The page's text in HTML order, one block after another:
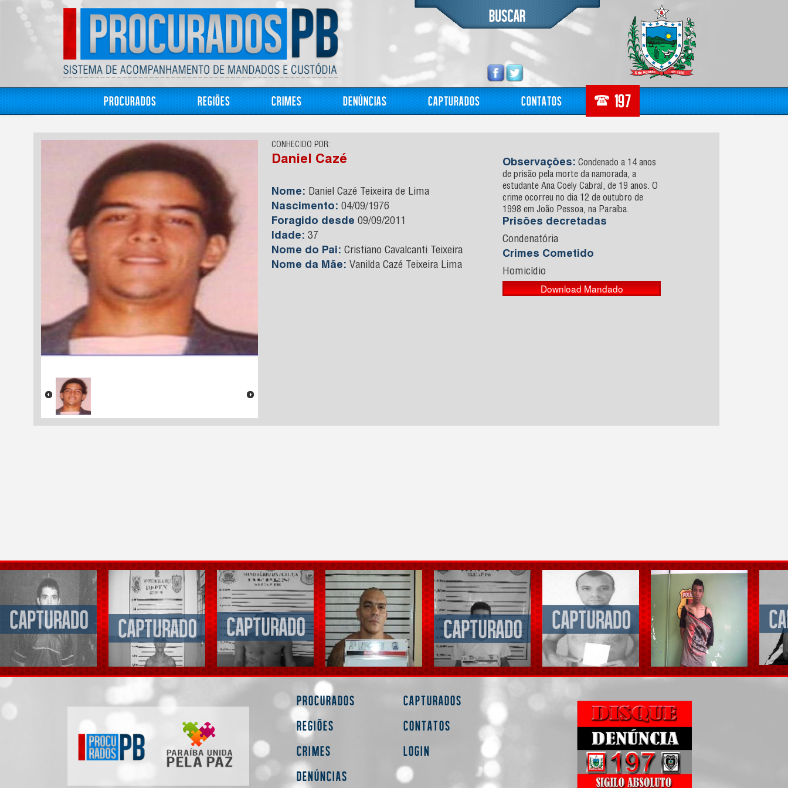
Procurados Regiões Crimes Denúncias Capturados Contatos
CONHECIDO POR:
Daniel Cazé
Nome: Daniel Cazé Teixeira de Lima
Nascimento: 04/09/1976
Foragido desde 09/09/2011
Idade: 37
Nome do Pai: Cristiano Cavalcanti Teixeira
Nome da Mãe: Vanilda Cazé Teixeira Lima
Observações: Condenado a 14 anos
de prisão pela morte da namorada, a
estudante Ana Coely Cabral, de 19 anos. O
crime ocorreu no dia 12 de outubro de
1998 em João Pessoa, na Paraíba.
Prisões decretadas
Condenatória
Crimes Cometido
Homicídio
Download Mandado
Procurados
Regiões
Crimes
Denúncias
Capturados
Contatos
Login